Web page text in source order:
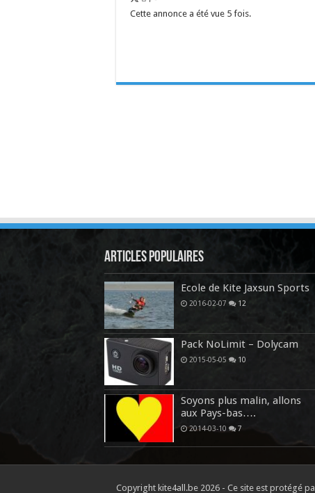
Cette annonce a été vue 5 fois.
Articles Populaires
Ecole de Kite Jaxsun Sports
2016-02-07 12
Pack NoLimit – Dolycam
2015-05-05 10
Soyons plus malin, allons
aux Pays-bas….
2014-03-10 7
Copyright kite4all.be 2026 - Ce site est protégé